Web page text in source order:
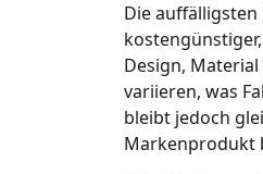
Die
Design,
variieren, was
bleibt jedoch
Markenprodukt